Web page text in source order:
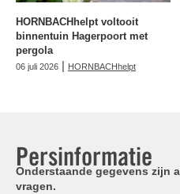
HORNBACHhelpt voltooit
binnentuin Hagerpoort met
pergola
06 juli 2026 | HORNBACHhelpt
Persinformatie
Onderstaande gegevens zijn
vragen.